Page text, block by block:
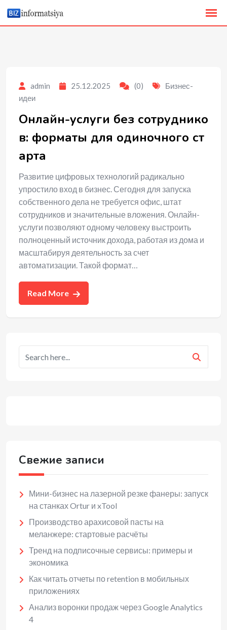
content
admin 25.12.2025 (0)
Бизнес-
идеи
Онлайн-услуги без сотруднико
в: форматы для одиночного ст
арта
Развитие цифровых технологий радикально
упростило вход в бизнес. Сегодня для запуска
собственного дела не требуется офис, штат
сотрудников и значительные вложения. Онлайн-
услуги позволяют одному человеку выстроить
полноценный источник дохода, работая из дома и
масштабируя деятельность за счет
автоматизации. Такой формат…
Read More
Свежие записи
Мини-бизнес на лазерной резке фанеры: запуск
на станках Ortur и xTool
Производство арахисовой пасты на
меланжере: стартовые расчёты
Тренд на подписочные сервисы: примеры и
экономика
Как читать отчеты по retention в мобильных
приложениях
Анализ воронки продаж через Google Analytics
4